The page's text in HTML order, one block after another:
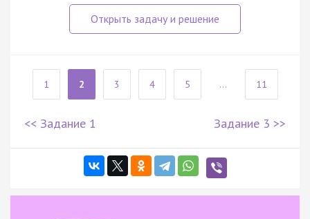
1 2 3 4 5 ... 11
<< Задание 1 Задание 3 >>